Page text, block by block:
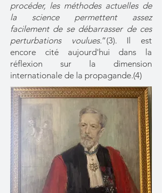
procéder, les méthodes actuelles de
la science permettent assez
facilement de se débarrasser de ces
perturbations voulues.”(3). Il est
encore cité aujourd'hui dans la
réflexion sur la dimension
internationale de la propagande.(4)